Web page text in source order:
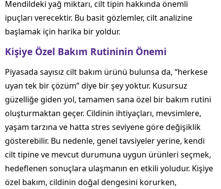
Mendildeki yağ miktarı, cilt tipin hakkında önemli
ipuçları verecektir. Bu basit gözlemler, cilt analizine
başlamak için harika bir yoldur.
Kişiye Özel Bakım Rutininin Önemi
Piyasada sayısız cilt bakım ürünü bulunsa da, “herkese
uyan tek bir çözüm” diye bir şey yoktur. Kusursuz
güzelliğe giden yol, tamamen sana özel bir bakım rutini
oluşturmaktan geçer. Cildinin ihtiyaçları, mevsimlere,
yaşam tarzına ve hatta stres seviyene göre değişiklik
gösterebilir. Bu nedenle, genel tavsiyeler yerine, kendi
cilt tipine ve mevcut durumuna uygun ürünleri seçmek,
hedeflenen sonuçlara ulaşmanın en etkili yoludur. Kişiye
özel bakım, cildinin doğal dengesini korurken,